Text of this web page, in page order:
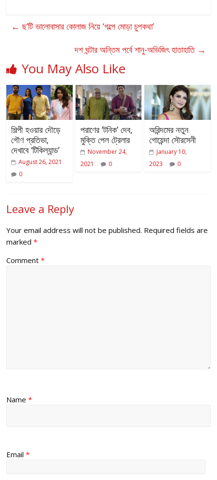
← ছ’টি ভালোবাসার কোলাজ নিয়ে ‘গল্পে মোড়া চুপকথা’
দশ ঘন্টার অন্তিম পর্বে শানু-অভিজিৎ হাতাহাতি →
You May Also Like
শিল্পী হওয়ার দৌড়ে
গৌণ প্রতিভা,
দেখাবে ‘টিকিল্যান্ড’
August 26, 2021
0
পরাণের ‘টনিক’ দেব,
মুক্তি পেল ট্রেলার
November 24,
2021
0
অরিন্দমের নতুন
গোয়েন্দা সৌরসেনী
January 10,
2023
0
Leave a Reply
Your email address will not be published. Required fields are
marked*
Comment*
Name*
Email*